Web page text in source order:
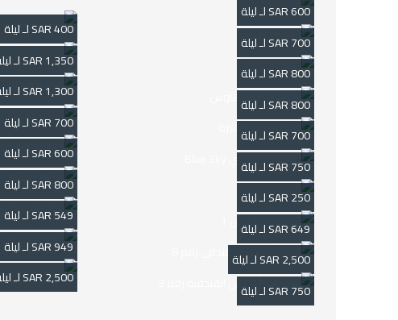
600 SAR لـ ليلة
400 SAR لـ ليلة
700 SAR لـ ليلة
1,350 SAR لـ ليلة
800 SAR لـ ليلة
1,300 SAR لـ ليلة
800 SAR لـ ليلة
700 SAR لـ ليلة
700 SAR لـ ليلة
600 SAR لـ ليلة
750 SAR لـ ليلة
800 SAR لـ ليلة
250 SAR لـ ليلة
549 SAR لـ ليلة
649 SAR لـ ليلة
949 SAR لـ ليلة
2,500 SAR لـ ليلة
2,500 SAR لـ ليلة
750 SAR لـ ليلة